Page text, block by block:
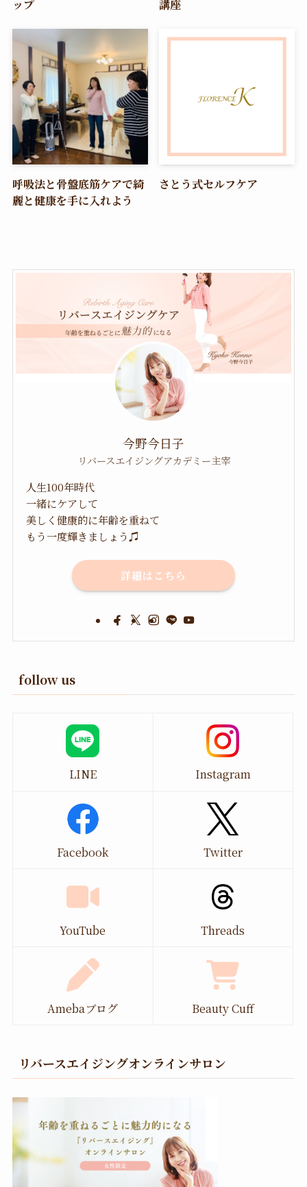
ップ 講座
呼吸法と骨盤底筋ケアで綺
麗と健康を手に入れよう
さとう式セルフケア
今野今日子
リバースエイジングアカデミー主宰
人生100年時代
一緒にケアして
美しく健康的に年齢を重ねて
もう一度輝きましょう♫
詳細はこちら
follow us
LINE Instagram
Facebook Twitter
YouTube Threads
Amebaブログ Beauty Cuff
リバースエイジングオンラインサロン